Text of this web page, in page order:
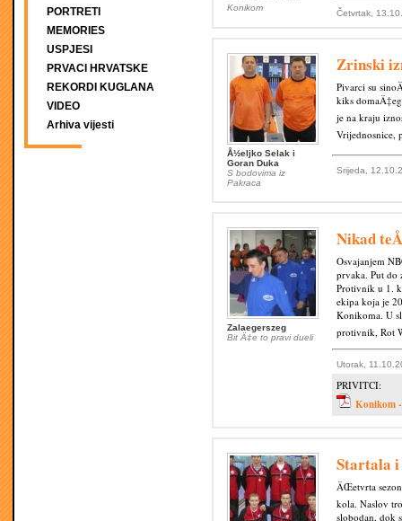
PORTRETI
MEMORIES
USPJESI
PRVACI HRVATSKE
REKORDI KUGLANA
VIDEO
Arhiva vijesti
Konikom
Četvrtak,
Å½eljko Selak i
Goran Duka
S bodovima iz
Pakraca
Zrinski
Pivarci su
kiks
je na kraju
Vrijednosnice,
Srijeda,
Zalaegerszeg
Bit Ä‡e to pravi dueli
Nikad
Osvajanjem
prvaka. Put do
Protivnik u 1.
ekipa koja je
Konikoma. U
protivnik, Rot
Utorak,
PRIVITCI:
Konikom
Startala
ÄŒetvrta
kola. Naslov
slobodan, dok